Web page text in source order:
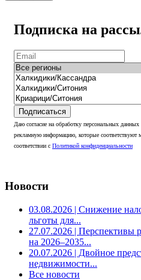
Подписка на
Подписаться
Даю согласие на обработку персональных
рекламную информацию, которые соответствуют
соответствии с Политикой конфиденциальности
Новости
03.08.2026 | Снижение
льготы для...
27.07.2026 | Перспективы
на 2026–2035...
20.07.2026 | Двойное
недвижимости...
Все новости